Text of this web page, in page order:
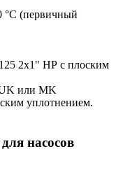
°C (первичный
2х1" НР с плоским
или MK
уплотнением.
насосов